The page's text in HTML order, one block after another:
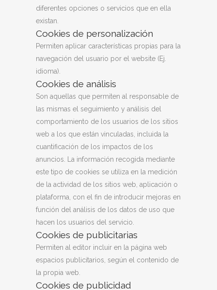
diferentes opciones o servicios que en ella
existan.
Cookies de personalización
Permiten aplicar características propias para la
navegación del usuario por el website (Ej.
idioma).
Cookies de análisis
Son aquellas que permiten al responsable de
las mismas el seguimiento y análisis del
comportamiento de los usuarios de los sitios
web a los que están vinculadas, incluida la
cuantificación de los impactos de los
anuncios. La información recogida mediante
este tipo de cookies se utiliza en la medición
de la actividad de los sitios web, aplicación o
plataforma, con el fin de introducir mejoras en
función del análisis de los datos de uso que
hacen los usuarios del servicio.
Cookies de publicitarias
Permiten al editor incluir en la página web
espacios publicitarios, según el contenido de
la propia web.
Cookies de publicidad